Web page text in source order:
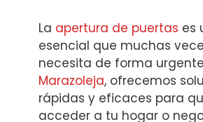
La apertura de puertas es
esencial que muchas
necesita de forma
Marazoleja, ofrecemos
rápidas y eficaces para
acceder a tu hogar o